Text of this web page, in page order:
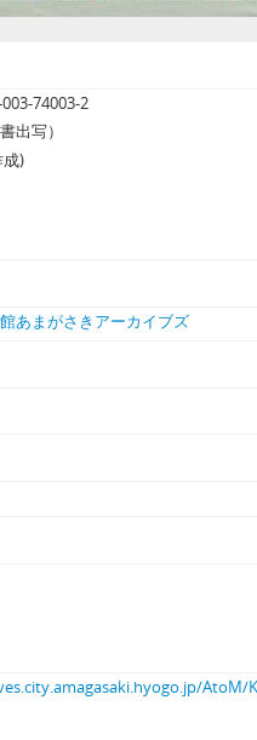
中分限帳・延宝7年組定〕, (寛永
〕, 近世
〕, (享保初）
請につき), (寛文4）.9.18
城石垣櫓普請につき）, 寛文4.6.19
城石垣櫓台につき）, 寛文4.8.27
中灘家数・人数・船数）, 宝永5
尼崎墓所・旧宅等）, (文化11)
の縣氏法名書上げ〕, 近世
幡宮参詣・先祖墓参につき逗留願
幡宮参詣・先祖墓参につき逗留願
繁廣室二百回忌御営料受取等につ
内絵図（写）, (享和3)
尊宝物開帳につき）, 丑(元禄
政4写)
通の衆日付帳に付けるべきこと
わす関船買取につき), (寛永後期）
の購入につき), (寛永後期).3.20
003-74003-2
出写）
成)
あまがさきアーカイブズ
AtoM/